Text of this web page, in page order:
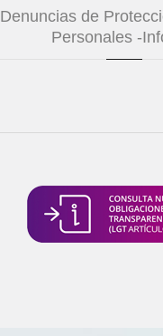
Denuncias de
Personales -